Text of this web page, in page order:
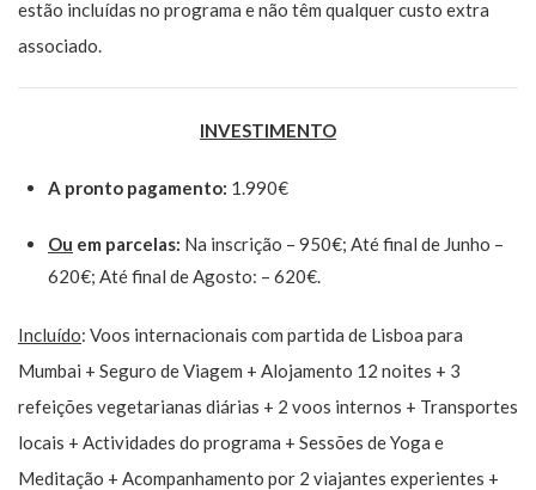
estão incluídas no programa e não têm qualquer custo extra
associado.
INVESTIMENTO
A pronto pagamento: 1.990€
Ou em parcelas: Na inscrição – 950€; Até final de Junho –
620€; Até final de Agosto: – 620€.
Incluído: Voos internacionais com partida de Lisboa para
Mumbai + Seguro de Viagem + Alojamento 12 noites + 3
refeições vegetarianas diárias + 2 voos internos + Transportes
locais + Actividades do programa + Sessões de Yoga e
Meditação + Acompanhamento por 2 viajantes experientes +